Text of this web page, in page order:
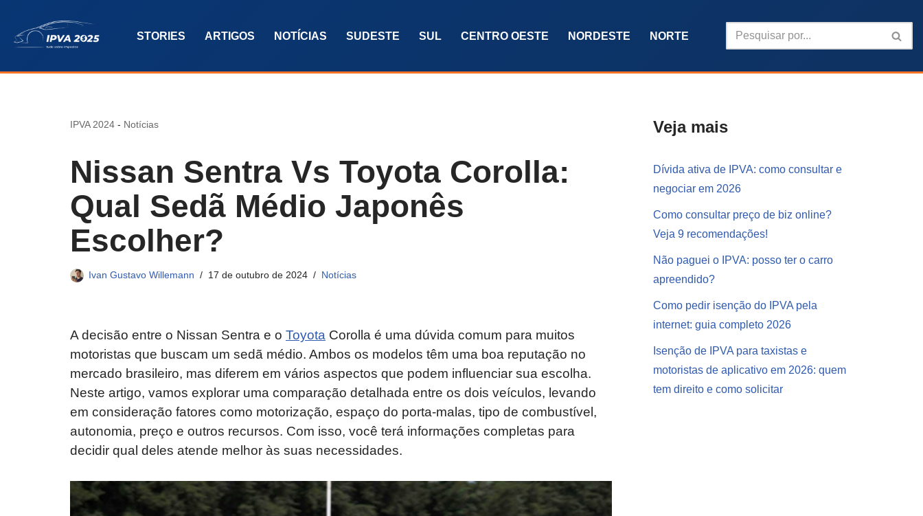
Pular
o
STORIES ARTIGOS NOTÍCIAS SUDESTE SUL CENTRO OESTE NORDESTE NORTE
IPVA 2024 - Notícias
Nissan Sentra Vs Toyota Corolla:
Qual Sedã Médio Japonês
Escolher?
Ivan Gustavo Willemann 17 de outubro de 2024 Notícias
A decisão entre o Nissan Sentra e o Toyota Corolla é uma dúvida comum para muitos
motoristas que buscam um sedã médio. Ambos os modelos têm uma boa reputação no
mercado brasileiro, mas diferem em vários aspectos que podem influenciar sua escolha.
Neste artigo, vamos explorar uma comparação detalhada entre os dois veículos, levando
em consideração fatores como motorização, espaço do porta-malas, tipo de combustível,
autonomia, preço e outros recursos. Com isso, você terá informações completas para
decidir qual deles atende melhor às suas necessidades.
Veja mais
Dívida ativa de IPVA: como consultar e
negociar em 2026
Como consultar preço de biz online?
Veja 9 recomendações!
Não paguei o IPVA: posso ter o carro
apreendido?
Como pedir isenção do IPVA pela
internet: guia completo 2026
Isenção de IPVA para taxistas e
motoristas de aplicativo em 2026: quem
tem direito e como solicitar